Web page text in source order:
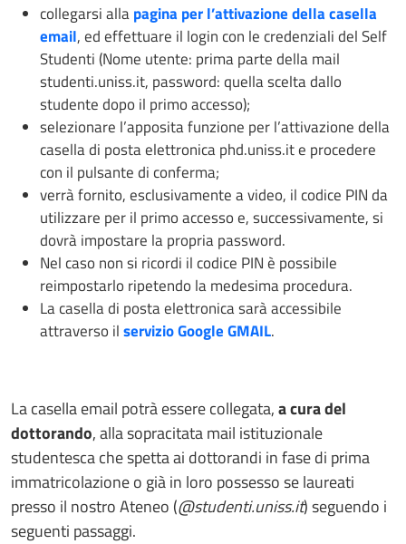
collegarsi allapagina per l’attivazione della casella
email, ed effettuare il login con le credenziali del Self
Studenti (Nome utente: prima parte della mail
studenti.uniss.it, password: quella scelta dallo
studente dopo il primo accesso);
selezionare l’apposita funzione per l’attivazione della
casella di posta elettronica phd.uniss.it e procedere
con il pulsante di conferma;
verrà fornito, esclusivamente a video, il codice PIN da
utilizzare per il primo accesso e, successivamente, si
dovrà impostare la propria password.
Nel caso non si ricordi il codice PIN è possibile
reimpostarlo ripetendo la medesima procedura.
La casella di posta elettronica sarà accessibile
attraverso ilservizio Google GMAIL.
La casella email potrà essere collegata,a cura del
dottorando, alla sopracitata mail istituzionale
studentesca che spetta ai dottorandi in fase di prima
immatricolazione o già in loro possesso se laureati
presso il nostro Ateneo (@studenti.uniss.it) seguendo i
seguenti passaggi.